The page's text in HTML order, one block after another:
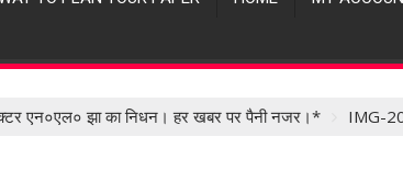
एन०एल० झा का निधन। हर खबर पर पैनी नजर।* IMG-